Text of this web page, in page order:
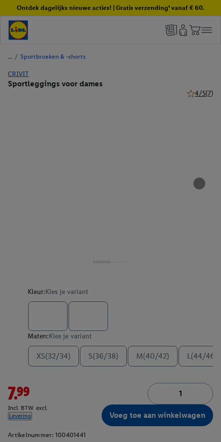
Ontdek dagelijks nieuwe acties! | Gratis verzending¹ vanaf € 60.
/ Sportbroeken & -shorts
CRIVIT
Sportleggings voor dames
4/5(7)
Kleur:Kies je variant
Maten:Kies je variant
XS(32/34) S(36/38) M(40/42) L(44/46)
7.99
Incl. BTW. excl.
Levering
Voeg toe aan winkelwagen
Artikelnummer: 100401441